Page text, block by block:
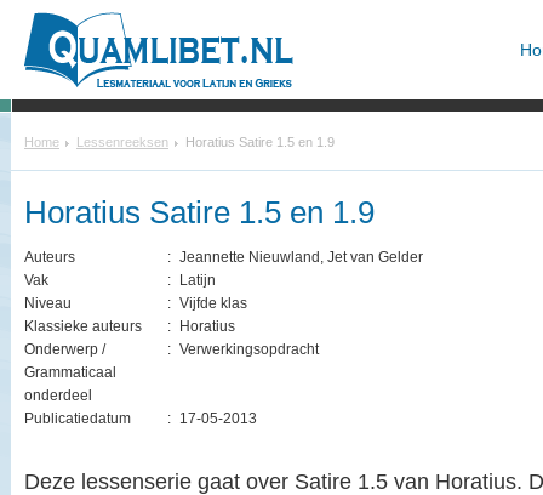
Home Lessenreeksen Horatius Satire 1.5 en 1.9
Horatius Satire 1.5 en 1.9
Auteurs : Jeannette Nieuwland, Jet van Gelder
Vak
:
Latijn
Niveau
: Vijfde klas
Klassieke auteurs
:
Horatius
Onderwerp /
Grammaticaal
onderdeel
: Verwerkingsopdracht
Publicatiedatum : 17-05-2013
Deze lessenserie gaat over Satire 1.5 van Horatius.